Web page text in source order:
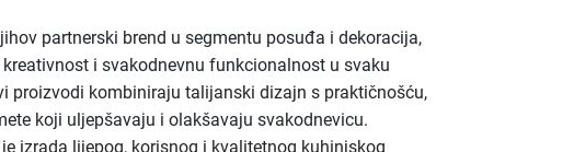
partnerski brend u segmentu posuđa i dekoracija,
i svakodnevnu funkcionalnost u svaku
proizvodi kombiniraju talijanski dizajn s praktičnošću,
koji uljepšavaju i olakšavaju svakodnevicu.
izrada lijepog, korisnog i kvalitetnog kuhinjskog